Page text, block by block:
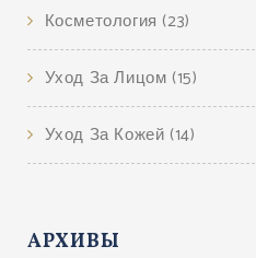
Косметология (23)
Уход За Лицом (15)
Уход За Кожей (14)
АРХИВЫ